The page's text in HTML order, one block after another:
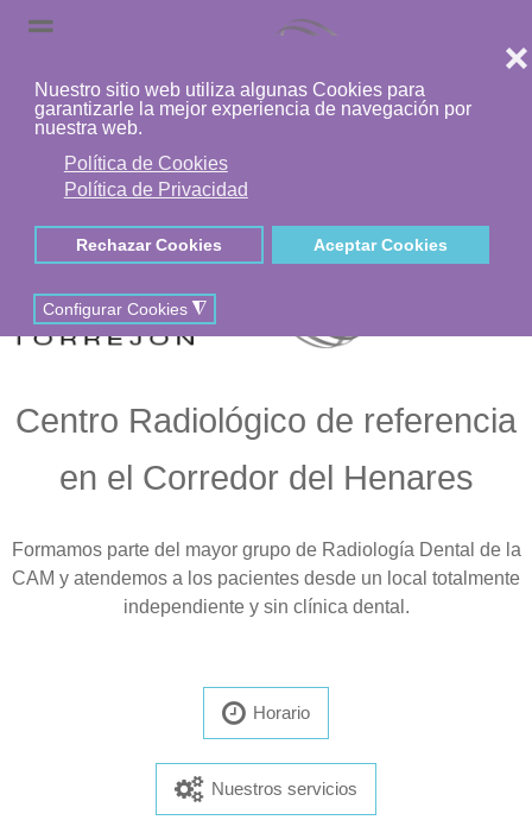
Centro Radiológico de referencia
en el Corredor del Henares
Formamos parte del mayor grupo de Radiología Dental de la
CAM y atendemos a los pacientes desde un local totalmente
independiente y sin clínica dental.
Horario
Nuestros servicios